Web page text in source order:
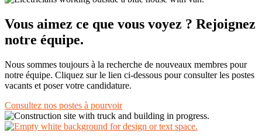
Vous aimez ce que vous voyez ? Rejoignez
notre équipe.
Nous sommes toujours à la recherche de nouveaux membres pour
notre équipe. Cliquez sur le lien ci-dessous pour consulter les postes
vacants et poser votre candidature.
Consultez nos postes à pourvoir